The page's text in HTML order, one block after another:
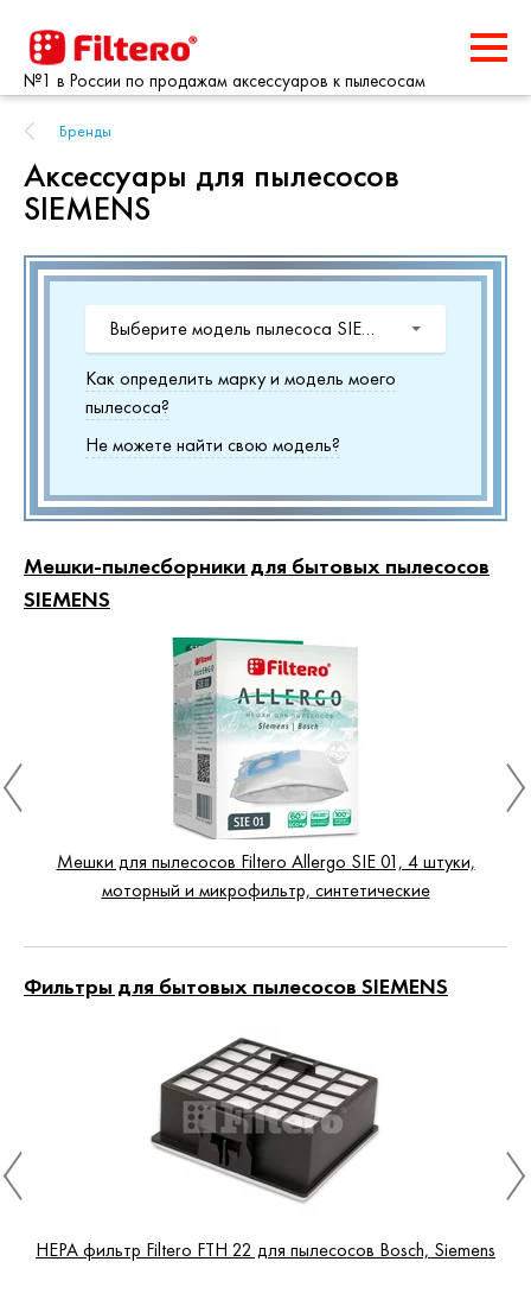
№1 в России по продажам аксессуаров к пылесосам
Бренды
Аксессуары для пылесосов
SIEMENS
Выберите модель пылесоса SIEMENS
Как определить марку и модель моего
пылесоса?
Не можете найти свою модель?
Мешки-пылесборники для бытовых пылесосов
SIEMENS
Мешки для пылесосов Filtero Allergo SIE 01, 4 штуки,
моторный и микрофильтр, синтетические
Фильтры для бытовых пылесосов SIEMENS
HEPA фильтр Filtero FTH 22 для пылесосов Bosch, Siemens